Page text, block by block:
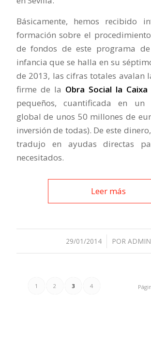
Básicamente, hemos recibido
formación sobre el
de fondos de este programa
infancia que se halla en su
de 2013, las cifras totales avalan
firme de la Obra Social la Caixa
pequeños, cuantificada en un
global de unos 50 millones de
inversión de todas). De este
tradujo en ayudas directas
necesitados.
Leer más
29/01/2014
/ POR ADMIN
1 2 3 4